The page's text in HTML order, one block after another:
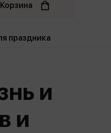
Корзина
праздника
и
и